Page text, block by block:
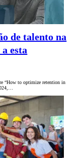
de talento na
esta
“How to optimize retention in